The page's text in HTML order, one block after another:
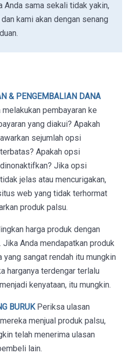
Anda sama sekali tidak yakin,
kami akan dengan senang
& PENGEMBALIAN DANA
melakukan pembayaran ke
yang diakui? Apakah
sejumlah opsi
Apakah opsi
Jika opsi
jelas atau mencurigakan,
web yang tidak terhormat
produk palsu.
harga produk dengan
Jika Anda mendapatkan produk
yang sangat rendah itu mungkin
harganya terdengar terlalu
kenyataan, itu mungkin.
BURUKPeriksa ulasan
menjual produk palsu,
telah menerima ulasan
lain.